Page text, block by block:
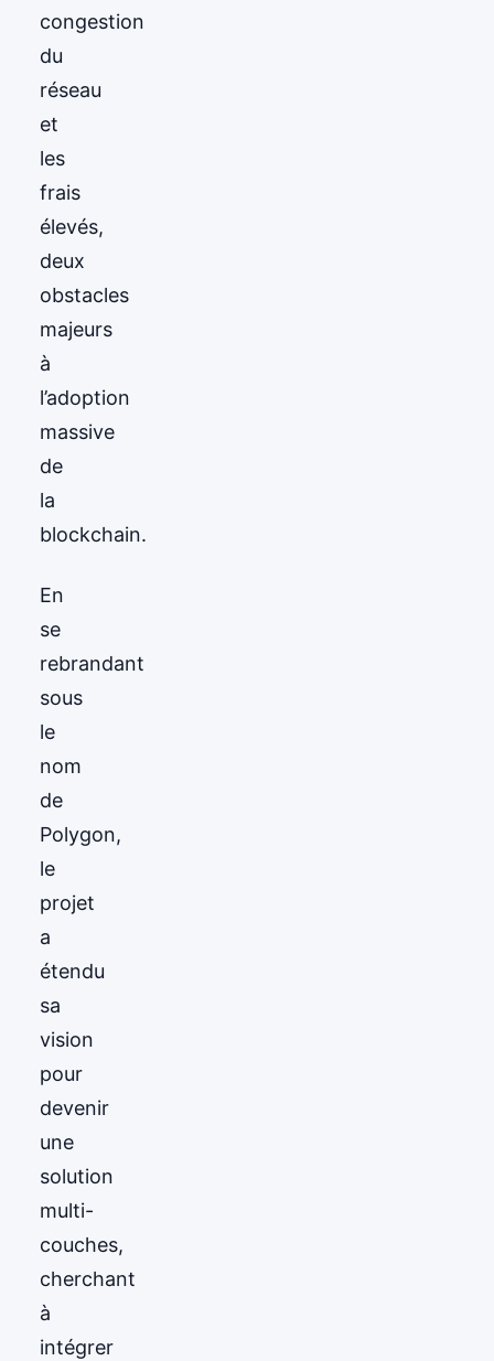
congestion
du
réseau
et
les
frais
élevés,
deux
obstacles
majeurs
à
l’adoption
massive
de
la
blockchain.
En
se
rebrandant
sous
le
nom
de
Polygon,
le
projet
a
étendu
sa
vision
pour
devenir
une
solution
multi-
couches,
cherchant
à
intégrer